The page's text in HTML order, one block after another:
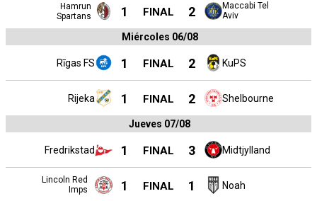
Hamrun
Spartans
1 FINAL 2
Maccabi Tel
Aviv
Miércoles 06/08
Rīgas FS 1 FINAL 2 KuPS
Rijeka 1 FINAL 2 Shelbourne
Jueves 07/08
Fredrikstad 1 FINAL 3 Midtjylland
Lincoln Red
Imps
1 FINAL 1 Noah